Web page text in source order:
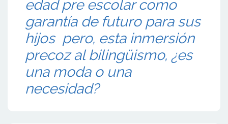
edad pre escolar como
garantía de futuro para sus
hijos pero, esta inmersión
precoz al bilingüismo, ¿es
una moda o una
necesidad?